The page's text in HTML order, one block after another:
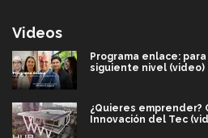
Videos
Programa enlace:
siguiente nivel (video)
¿Quieres emprender?
Innovación del Tec